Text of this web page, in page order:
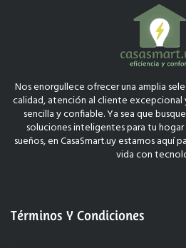
Nos enorgullece ofrecer una amplia selección de tecnología de alta
calidad, atención al cliente excepcional
sencilla y confiable. Ya sea que
soluciones inteligentes para tu
sueños, en CasaSmart.uy estamos aquí
vida con
Términos Y Condiciones